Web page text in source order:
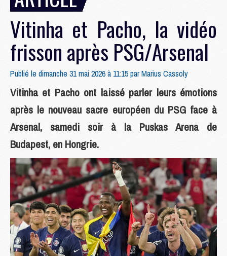
Vitinha et Pacho, la vidéo
frisson après PSG/Arsenal
Publié le dimanche 31 mai 2026 à 11:15 parMarius Cassoly
Vitinha et Pacho ont laissé parler leurs émotions
après le nouveau sacre européen du PSG face à
Arsenal, samedi soir à la Puskas Arena de
Budapest, en Hongrie.